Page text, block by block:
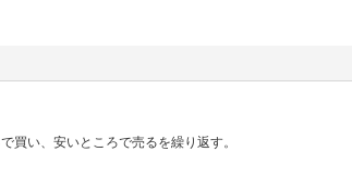
買い、安いところで売るを繰り返す。